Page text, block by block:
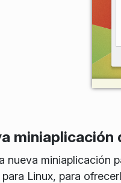
miniaplicación
nueva miniaplicación
Linux, para